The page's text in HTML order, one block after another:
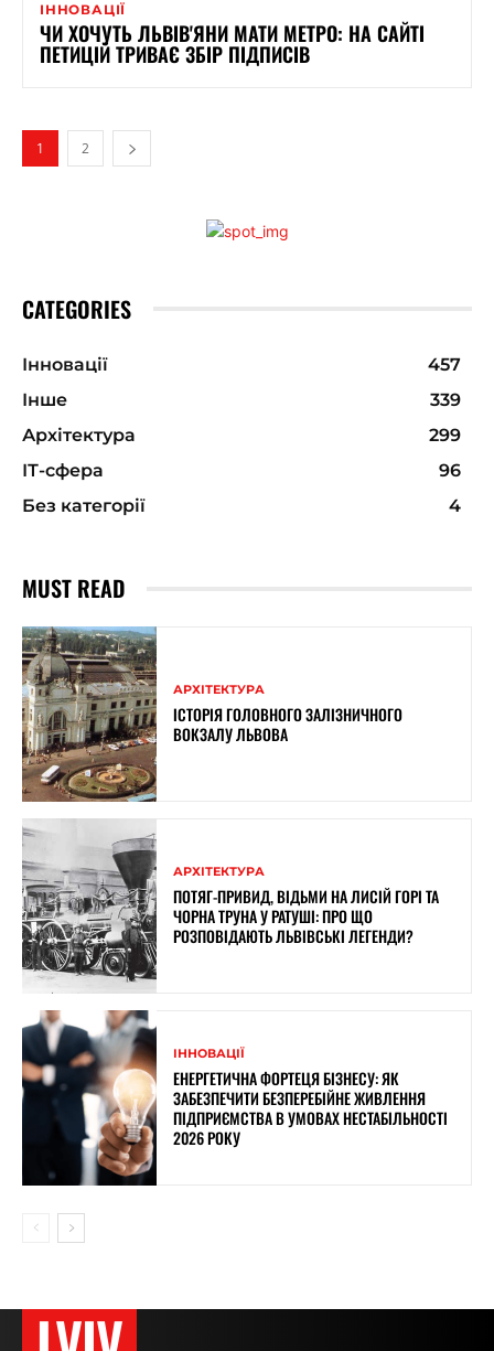
ІННОВАЦІЇ
ЧИ ХОЧУТЬ ЛЬВІВ'ЯНИ МАТИ МЕТРО: НА САЙТІ
ПЕТИЦІЙ ТРИВАЄ ЗБІР ПІДПИСІВ
1 2
CATEGORIES
Інновації
457
Інше
339
Архітектура
299
ІТ-сфера
96
Без категорії
4
MUST READ
АРХІТЕКТУРА
ІСТОРІЯ ГОЛОВНОГО ЗАЛІЗНИЧНОГО
ВОКЗАЛУ ЛЬВОВА
АРХІТЕКТУРА
ПОТЯГ-ПРИВИД, ВІДЬМИ НА ЛИСІЙ ГОРІ ТА
ЧОРНА ТРУНА У РАТУШІ: ПРО ЩО
РОЗПОВІДАЮТЬ ЛЬВІВСЬКІ ЛЕГЕНДИ?
ІННОВАЦІЇ
ЕНЕРГЕТИЧНА ФОРТЕЦЯ БІЗНЕСУ: ЯК
ЗАБЕЗПЕЧИТИ БЕЗПЕРЕБІЙНЕ ЖИВЛЕННЯ
ПІДПРИЄМСТВА В УМОВАХ НЕСТАБІЛЬНОСТІ
2026 РОКУ